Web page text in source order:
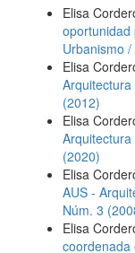
Elisa
oportunidad
Urbanismo
Elisa
(2012)
Elisa
(2020)
Elisa
AUS -
Núm. 3
Elisa
coordenada